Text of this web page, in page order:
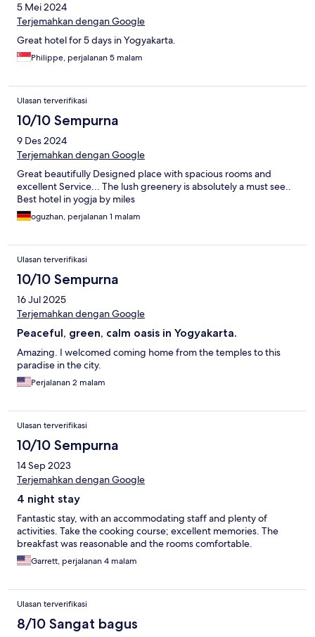
5 Mei 2024
Terjemahkan dengan Google
Great hotel for 5 days in Yogyakarta.
Philippe, perjalanan 5 malam
Ulasan terverifikasi
10/10 Sempurna
9 Des 2024
Terjemahkan dengan Google
Great beautifully Designed place with spacious rooms and
excellent Service... The lush greenery is absolutely a must see..
Best hotel in yogja by miles
oguzhan, perjalanan 1 malam
Ulasan terverifikasi
10/10 Sempurna
16 Jul 2025
Terjemahkan dengan Google
Peaceful, green, calm oasis in Yogyakarta.
Amazing. I welcomed coming home from the temples to this
paradise in the city.
Perjalanan 2 malam
Ulasan terverifikasi
10/10 Sempurna
14 Sep 2023
Terjemahkan dengan Google
4 night stay
Fantastic stay, with an accommodating staff and plenty of
activities. Take the cooking course; excellent memories. The
breakfast was reasonable and the rooms comfortable.
Garrett, perjalanan 4 malam
Ulasan terverifikasi
8/10 Sangat bagus